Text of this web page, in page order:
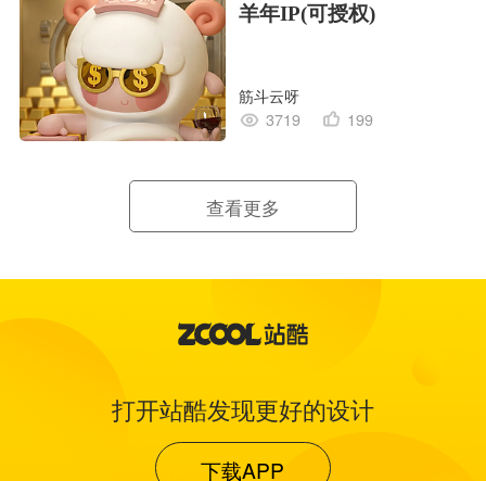
羊年IP(可授权)
筋斗云呀
3719
199
查看更多
打开站酷发现更好的设计
下载APP